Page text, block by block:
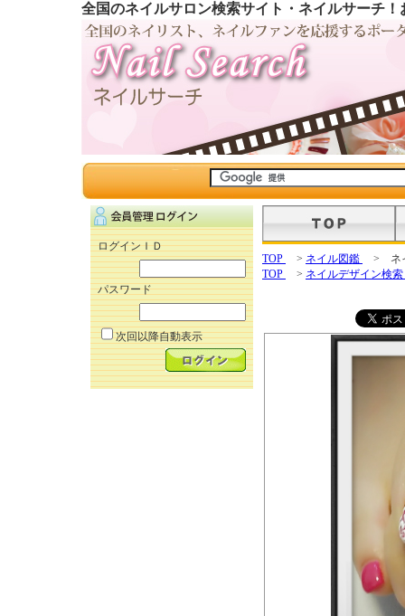
全国のネイルサロン検索サイト・ネイルサーチ
ログインＩＤ
パスワード
次回以降自動表示
TOP > ネイル図鑑
> ネ
TOP
> ネイルデザイン検索